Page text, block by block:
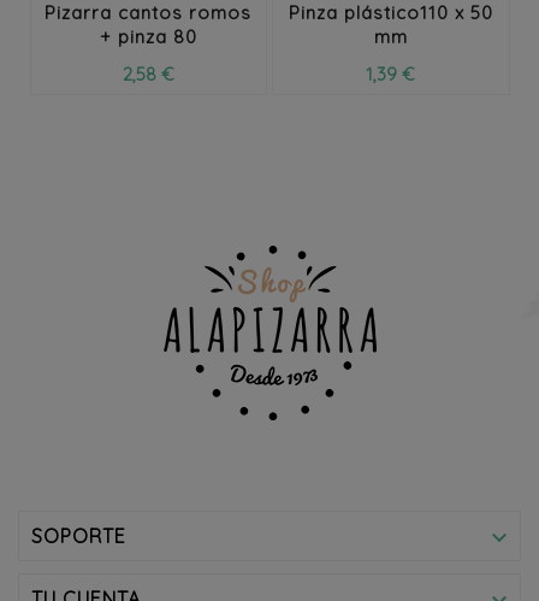
Pizarra cantos romos
+ pinza 80
2,58 €
Pinza plástico110 x 50
mm
1,39 €
SOPORTE 